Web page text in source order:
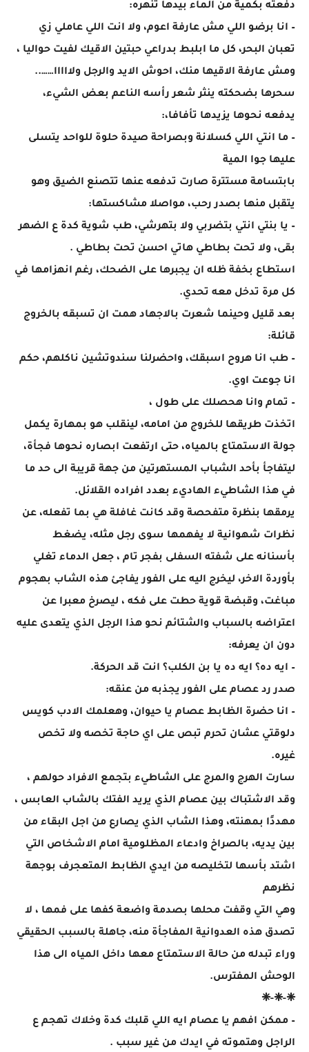
دفعته بكمية من الماء بيدها تنهره:
– انا برضو اللي مش عارفة اعوم، ولا انت اللي عاملي زي
تعبان البحر، كل ما ابلبط بدراعي حبتين الاقيك لفيت حواليا ،
ومش عارفة الاقيها منك، احوش الايد والرجل ولااااا……..
سحرها بضحكته ينثر شعر رأسه الناعم بعض الشيء،
يدفعه نحوها يزيدها تأفافا،:
– ما انتي اللي كسلانة وبصراحة صيدة حلوة للواحد يتسلى
عليها جوا المية
بابتسامة مستترة صارت تدفعه عنها تتصنع الضيق وهو
يتقبل منها بصدر رحب، مواصلا مشاكستها:
– يا بنتي انتي بتضربي ولا بتهرشي، طب شوية كدة ع الضهر
بقى، ولا تحت بطاطي هاتي احسن تحت بطاطي .
استطاع بخفة ظله ان يجبرها على الضحك، رغم انهزامها في
كل مرة تدخل معه تحدي.
بعد قليل وحينما شعرت بالاجهاد همت ان تسبقه بالخروج
قائلة:
– طب انا هروح اسبقك، واحضرلنا سندوتشين ناكلهم، حكم
انا جوعت اوي.
– تمام وانا هحصلك على طول ،
اتخذت طريقها للخروج من امامه، لينقلب هو بمهارة يكمل
جولة الاستمتاع بالمياه، حتى ارتفعت ابصاره نحوها فجأة،
ليتفاجأ بأحد الشباب المستهرتين من جهة قريبة الى حد ما
في هذا الشاطيء الهاديء بعدد افراده القلائل.
يرمقها بنظرة متفحصة وقد كانت غافلة هي بما تفعله، عن
نظرات شهوانية لا يفهمها سوى رجل مثله، يضغط
بأسنانه على شفته السفلى بفجر تام ، جعل الدماء تغلي
بأوردة الاخر، ليخرج اليه على الفور يفاجئ هذه الشاب بهجوم
مباغت، وقبضة قوية حطت على فكه ، ليصرخ معبرا عن
اعتراضه بالسباب والشتائم نحو هذا الرجل الذي يتعدى عليه
دون ان يعرفه:
– ايه ده؟ ايه ده يا بن الكلب؟ انت قد الحركة.
صدر رد عصام على الفور يجذبه من عنقه:
– انا حضرة الظابط عصام يا حيوان، وهعلمك الادب كويس
دلوقتي عشان تحرم تبص على اي حاجة تخصه ولا تخص
غيره.
سارت الهرج والمرج على الشاطيء بتجمع الافراد حولهم ،
وقد الاشتباك بين عصام الذي يريد الفتك بالشاب العابس ،
مهددًا بمهنته، وهذا الشاب الذي يصارع من اجل البقاء من
بين يديه، بالصراخ وادعاء المظلومية امام الاشخاص التي
اشتد بأسها لتخليصه من ايدي الظابط المتعجرف بوجهة
نظرهم
وهي التي وقفت محلها بصدمة واضعة كفها على فمها ، لا
تصدق هذه العدوانية المفاجأة منه، جاهلة بالسبب الحقيقي
وراء تبدله من حالة الاستمتاع معها داخل المياه الى هذا
الوحش المفترس.
❈-❈-❈
– ممكن افهم يا عصام ايه اللي قلبك كدة وخلاك تهجم ع
الراجل وهتموته في ايدك من غير سبب .